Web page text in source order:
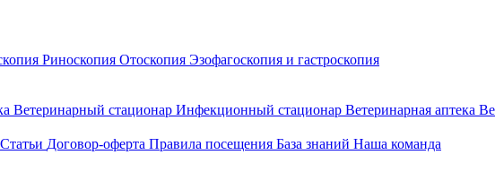
Риноскопия Отоскопия Эзофагоскопия и гастроскопия
Ветеринарный стационар Инфекционный стационар Ветеринарная аптека
Статьи Договор-оферта Правила посещения База знаний Наша команда